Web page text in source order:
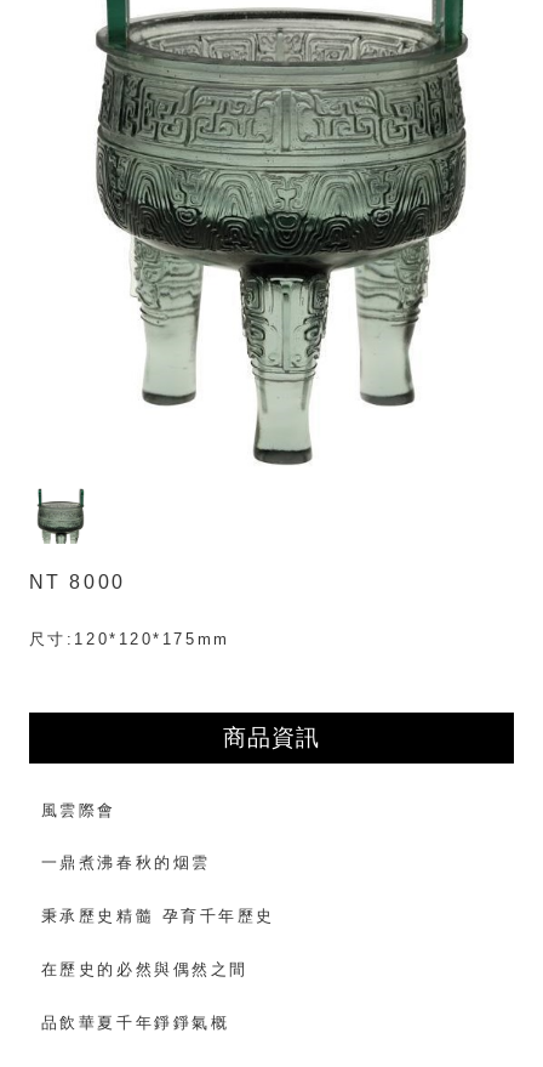
NT 8000
尺寸:120*120*175mm
商品資訊
風雲際會
一鼎煮沸春秋的烟雲
秉承歷史精髓 孕育千年歷史
在歷史的必然與偶然之間
品飲華夏千年錚錚氣概